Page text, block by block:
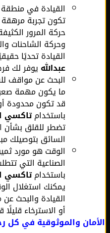
القيادة في منطقة
تكون تجربة مرهقة
حركة المرور
وحركة الشاحنات
القيادة تحديًا حقيقيًا.
عبداللهيوفر لك فرصة
البحث عن مواقف
ما يكون مهمة
قد تكون محدودة أو
باستخدامتاكسي
تضطر للقلق بشأن
السائق بتوصيلك
الوقت هو مورد
الصناعية التي تتطلب
باستخدامتاكسي
يمكنك استغلال
القيادة والبحث عن
أو الاسترخاء قليلًا
والموثوقية في كل رحلة